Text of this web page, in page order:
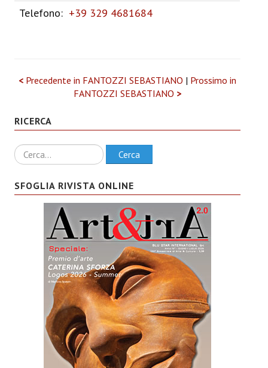
Telefono: +39 329 4681684
<Precedente in FANTOZZI SEBASTIANO | Prossimo in
FANTOZZI SEBASTIANO >
RICERCA
Ricerca Cerca
SFOGLIA RIVISTA ONLINE